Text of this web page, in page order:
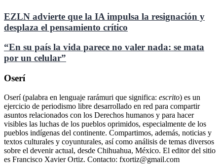
EZLN advierte que la IA impulsa la resignación y
desplaza el pensamiento crítico
“En su país la vida parece no valer nada: se mata
por un celular”
Oserí
Oserí (palabra en lenguaje rarámuri que significa: escrito) es un
ejercicio de periodismo libre desarrollado en red para compartir
asuntos relacionados con los Derechos humanos y para hacer
visibles las luchas de los pueblos oprimidos, especialmente de los
pueblos indígenas del continente. Compartimos, además, noticias y
textos culturales y coyunturales, así como análisis de temas diversos
sobre el devenir actual, desde Chihuahua, México. El editor del sitio
es Francisco Xavier Ortiz. Contacto: fxortiz@gmail.com